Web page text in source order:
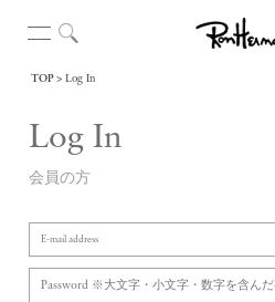
TOP Log In
Log In
会員の方